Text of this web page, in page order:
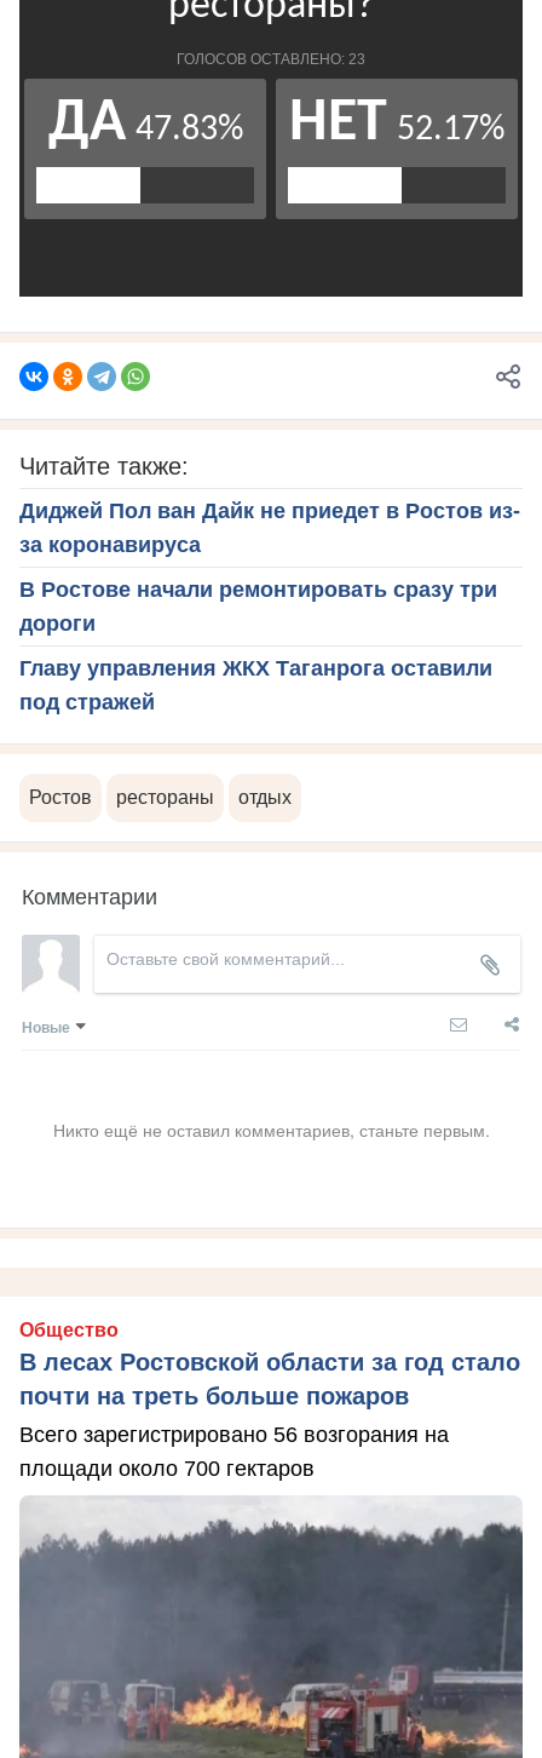
Читайте также:
Диджей Пол ван Дайк не приедет в Ростов из-
за коронавируса
В Ростове начали ремонтировать сразу три
дороги
Главу управления ЖКХ Таганрога оставили
под стражей
Ростов рестораны отдых
Комментарии
Новые
Никто ещё не оставил комментариев, станьте первым.
Общество
В лесах Ростовской области за год стало
почти на треть больше пожаров
Всего зарегистрировано 56 возгорания на
площади около 700 гектаров